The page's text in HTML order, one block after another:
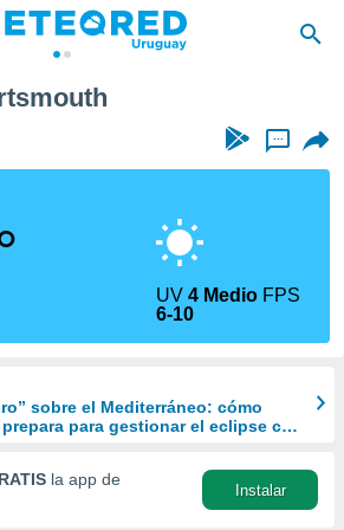
...
UV4 Medio FPS
6-10
sobre el Mediterráneo: cómo
para gestionar el eclipse con
la app de
Instalar